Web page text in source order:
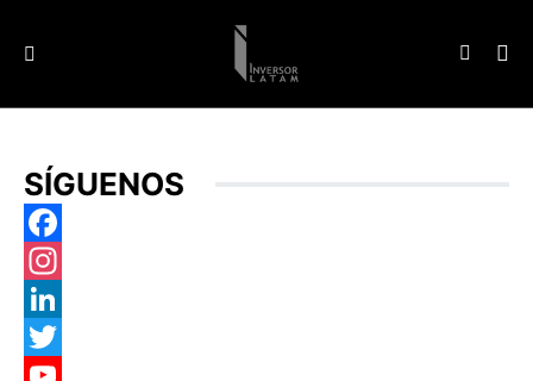
SÍGUENOS
Facebook
Instagram
LinkedIn
Twitter